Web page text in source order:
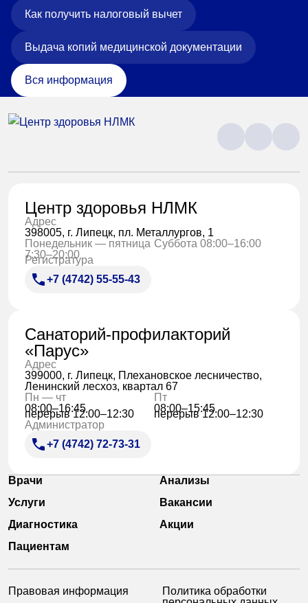
Как получить налоговый вычет
Выдача копий медицинской документации
Вся информация
Центр здоровья НЛМК
Адрес
398005, г. Липецк, пл. Металлургов, 1
Понедельник — пятница
7:30–20:00
Суббота 08:00–16:00
Регистратура
+7 (4742) 55-55-43
Санаторий-профилакторий
«Парус»
Адрес
399000, г. Липецк, Плехановское лесничество,
Ленинский лесхоз, квартал 67
Пн — чт
08:00–16:45
перерыв 12:00–12:30
Пт
08:00–15:45
перерыв 12:00–12:30
Администратор
+7 (4742) 72-73-31
Врачи
Анализы
Услуги
Вакансии
Диагностика
Акции
Пациентам
Правовая информация
Политика обработки